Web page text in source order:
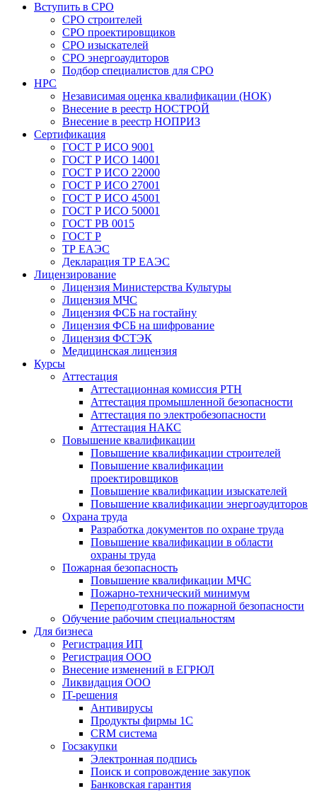
Вступить в СРО
СРО строителей
СРО проектировщиков
СРО изыскателей
СРО энергоаудиторов
Подбор специалистов для СРО
НРС
Независимая оценка квалификации (НОК)
Внесение в реестр НОСТРОЙ
Внесение в реестр НОПРИЗ
Сертификация
ГОСТ Р ИСО 9001
ГОСТ Р ИСО 14001
ГОСТ Р ИСО 22000
ГОСТ Р ИСО 27001
ГОСТ Р ИСО 45001
ГОСТ Р ИСО 50001
ГОСТ РВ 0015
ГОСТ Р
ТР ЕАЭС
Декларация ТР ЕАЭС
Лицензирование
Лицензия Министерства Культуры
Лицензия МЧС
Лицензия ФСБ на гостайну
Лицензия ФСБ на шифрование
Лицензия ФСТЭК
Медицинская лицензия
Курсы
Аттестация
Аттестационная комиссия РТН
Аттестация промышленной безопасности
Аттестация по электробезопасности
Аттестация НАКС
Повышение квалификации
Повышение квалификации строителей
Повышение квалификации
проектировщиков
Повышение квалификации изыскателей
Повышение квалификации энергоаудиторов
Охрана труда
Разработка документов по охране труда
Повышение квалификации в области
охраны труда
Пожарная безопасность
Повышение квалификации МЧС
Пожарно-технический минимум
Переподготовка по пожарной безопасности
Обучение рабочим специальностям
Для бизнеса
Регистрация ИП
Регистрация ООО
Внесение изменений в ЕГРЮЛ
Ликвидация ООО
IT-решения
Антивирусы
Продукты фирмы 1C
CRM система
Госзакупки
Электронная подпись
Поиск и сопровождение закупок
Банковская гарантия